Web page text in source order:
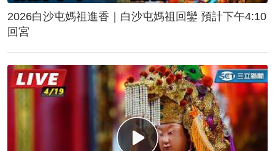
2026白沙屯媽祖進香｜白沙屯媽祖回鑾 預計下午4:10
回宮